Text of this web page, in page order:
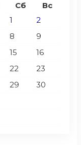
Сб Вс
1
2
8
9
15
16
22
23
29
30